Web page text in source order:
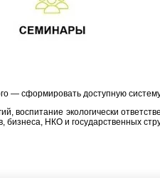
— сформировать доступную
воспитание экологически
бизнеса, НКО и государственных